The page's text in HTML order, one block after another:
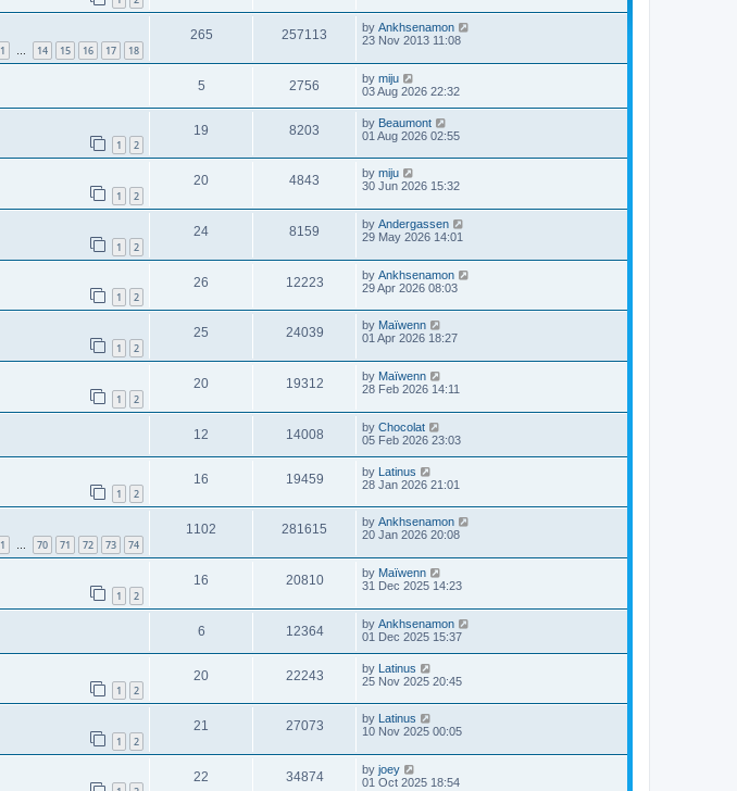
1 … 14 15 16 17 18
265 257113 by Ankhsenamon
23 Nov 2013 11:08
5 2756 by miju
03 Aug 2026 22:32
1 2
19 8203 by Beaumont
01 Aug 2026 02:55
1 2
20 4843 by miju
30 Jun 2026 15:32
1 2
24 8159 by Andergassen
29 May 2026 14:01
1 2
26 12223 by Ankhsenamon
29 Apr 2026 08:03
1 2
25 24039 by Maïwenn
01 Apr 2026 18:27
1 2
20 19312 by Maïwenn
28 Feb 2026 14:11
12 14008 by Chocolat
05 Feb 2026 23:03
1 2
16 19459 by Latinus
28 Jan 2026 21:01
1 … 70 71 72 73 74
1102 281615 by Ankhsenamon
20 Jan 2026 20:08
1 2
16 20810 by Maïwenn
31 Dec 2025 14:23
6 12364 by Ankhsenamon
01 Dec 2025 15:37
1 2
20 22243 by Latinus
25 Nov 2025 20:45
1 2
21 27073 by Latinus
10 Nov 2025 00:05
22 34874 by joey
01 Oct 2025 18:54